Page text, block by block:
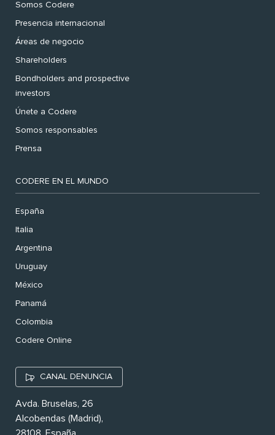
Somos Codere
Presencia internacional
Áreas de negocio
Shareholders
Bondholders and prospective
investors
Únete a Codere
Somos responsables
Prensa
CODERE EN EL MUNDO
España
Italia
Argentina
Uruguay
México
Panamá
Colombia
Codere Online
CANAL DENUNCIA
Avda. Bruselas, 26
Alcobendas (Madrid),
28108. España